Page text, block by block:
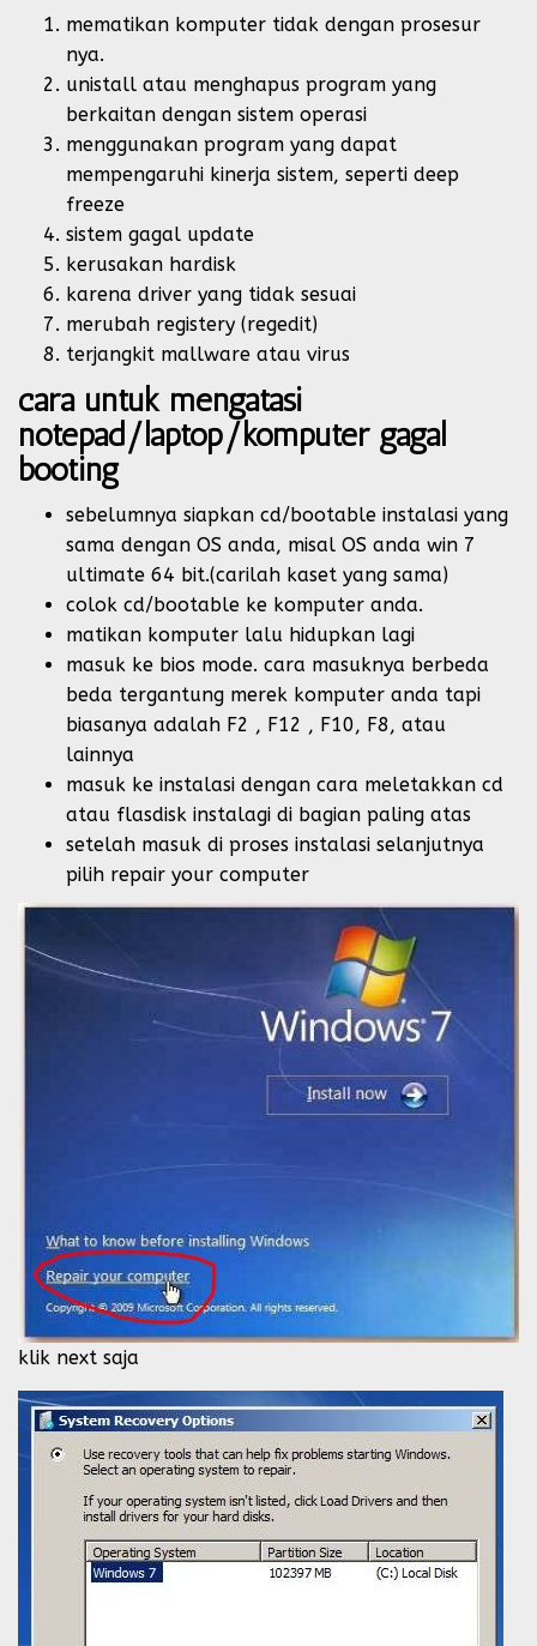
mematikan komputer tidak dengan prosesur
nya.
unistall atau menghapus program yang
berkaitan dengan sistem operasi
menggunakan program yang dapat
mempengaruhi kinerja sistem, seperti deep
freeze
sistem gagal update
kerusakan hardisk
karena driver yang tidak sesuai
merubah registery (regedit)
terjangkit mallware atau virus
cara untuk mengatasi
notepad/laptop/komputer gagal
booting
sebelumnya siapkan cd/bootable instalasi yang
sama dengan OS anda, misal OS anda win 7
ultimate 64 bit.(carilah kaset yang sama)
colok cd/bootable ke komputer anda.
matikan komputer lalu hidupkan lagi
masuk ke bios mode. cara masuknya berbeda
beda tergantung merek komputer anda tapi
biasanya adalah F2 , F12 , F10, F8, atau
lainnya
masuk ke instalasi dengan cara meletakkan cd
atau flasdisk instalagi di bagian paling atas
setelah masuk di proses instalasi selanjutnya
pilih repair your computer
klik next saja